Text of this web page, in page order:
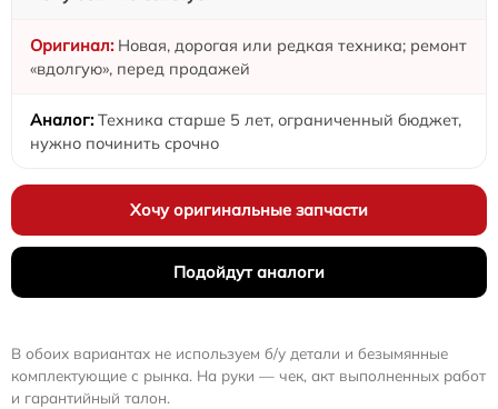
Новая, дорогая или редкая техника; ремонт
«вдолгую», перед продажей
Техника старше 5 лет, ограниченный бюджет,
нужно починить срочно
Хочу оригинальные запчасти
Подойдут аналоги
В обоих вариантах не используем б/у детали и безымянные
комплектующие с рынка. На руки — чек, акт выполненных работ
и гарантийный талон.